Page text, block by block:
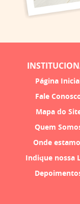
Página
Fale
Mapa do
Quem
Onde
Indique nossa